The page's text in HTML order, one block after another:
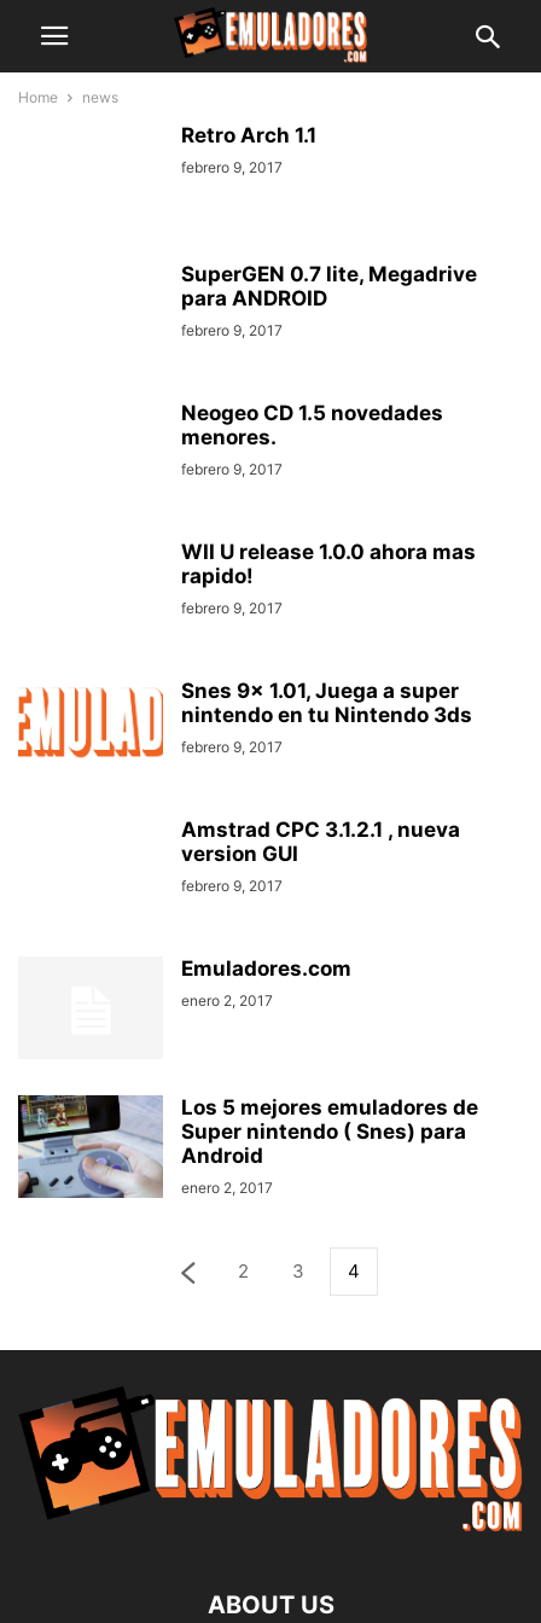
Home news
Retro Arch 1.1
febrero 9, 2017
SuperGEN 0.7 lite, Megadrive
para ANDROID
febrero 9, 2017
Neogeo CD 1.5 novedades
menores.
febrero 9, 2017
WII U release 1.0.0 ahora mas
rapido!
febrero 9, 2017
Snes 9x 1.01, Juega a super
nintendo en tu Nintendo 3ds
febrero 9, 2017
Amstrad CPC 3.1.2.1 , nueva
version GUI
febrero 9, 2017
Emuladores.com
enero 2, 2017
Los 5 mejores emuladores de
Super nintendo ( Snes) para
Android
enero 2, 2017
2 3 4
ABOUT US